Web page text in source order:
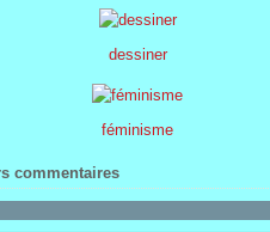
dessiner
féminisme
commentaires